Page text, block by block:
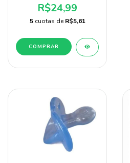
R$24,99
5 cuotas deR$5,61
COMPRAR